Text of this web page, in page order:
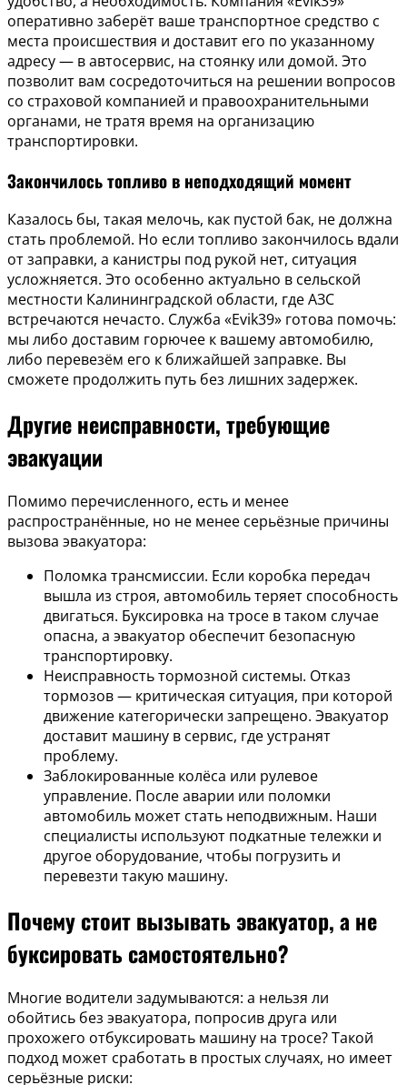
оперативно заберёт ваше транспортное средство с
места происшествия и доставит его по указанному
адресу — в автосервис, на стоянку или домой. Это
позволит вам сосредоточиться на решении вопросов
со страховой компанией и правоохранительными
органами, не тратя время на организацию
транспортировки.
Закончилось топливо в неподходящий момент
Казалось бы, такая мелочь, как пустой бак, не должна
стать проблемой. Но если топливо закончилось вдали
от заправки, а канистры под рукой нет, ситуация
усложняется. Это особенно актуально в сельской
местности Калининградской области, где АЗС
встречаются нечасто. Служба «Evik39» готова помочь:
мы либо доставим горючее к вашему автомобилю,
либо перевезём его к ближайшей заправке. Вы
сможете продолжить путь без лишних задержек.
Другие неисправности, требующие
эвакуации
Помимо перечисленного, есть и менее
распространённые, но не менее серьёзные причины
вызова эвакуатора:
Поломка трансмиссии. Если коробка передач
вышла из строя, автомобиль теряет способность
двигаться. Буксировка на тросе в таком случае
опасна, а эвакуатор обеспечит безопасную
транспортировку.
Неисправность тормозной системы. Отказ
тормозов — критическая ситуация, при которой
движение категорически запрещено. Эвакуатор
доставит машину в сервис, где устранят
проблему.
Заблокированные колёса или рулевое
управление. После аварии или поломки
автомобиль может стать неподвижным. Наши
специалисты используют подкатные тележки и
другое оборудование, чтобы погрузить и
перевезти такую машину.
Почему стоит вызывать эвакуатор, а не
буксировать самостоятельно?
Многие водители задумываются: а нельзя ли
обойтись без эвакуатора, попросив друга или
прохожего отбуксировать машину на тросе? Такой
подход может сработать в простых случаях, но имеет
серьёзные риски: